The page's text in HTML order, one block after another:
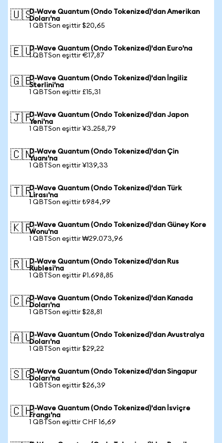
🇺🇸D-Wave Quantum (Ondo Tokenized)'dan Amerikan
Doları'na
1 QBTSon eşittir $20,65
🇪🇺D-Wave Quantum (Ondo Tokenized)'dan Euro'na
1 QBTSon eşittir €17,87
🇬🇧D-Wave Quantum (Ondo Tokenized)'dan İngiliz
Sterlini'na
1 QBTSon eşittir £15,31
🇯🇵D-Wave Quantum (Ondo Tokenized)'dan Japon
Yeni'na
1 QBTSon eşittir ¥3.258,79
🇨🇳D-Wave Quantum (Ondo Tokenized)'dan Çin
Yuanı'na
1 QBTSon eşittir ¥139,33
🇹🇷D-Wave Quantum (Ondo Tokenized)'dan Türk
Lirası'na
1 QBTSon eşittir ₺984,99
🇰🇷D-Wave Quantum (Ondo Tokenized)'dan Güney Kore
Wonu'na
1 QBTSon eşittir ₩29.073,96
🇷🇺D-Wave Quantum (Ondo Tokenized)'dan Rus
Rublesi'na
1 QBTSon eşittir ₽1.698,85
🇨🇦D-Wave Quantum (Ondo Tokenized)'dan Kanada
Doları'na
1 QBTSon eşittir $28,81
🇦🇺D-Wave Quantum (Ondo Tokenized)'dan Avustralya
Doları'na
1 QBTSon eşittir $29,22
🇸🇬D-Wave Quantum (Ondo Tokenized)'dan Singapur
Doları'na
1 QBTSon eşittir $26,39
🇨🇭D-Wave Quantum (Ondo Tokenized)'dan İsviçre
Frangı'na
1 QBTSon eşittir CHF 16,69